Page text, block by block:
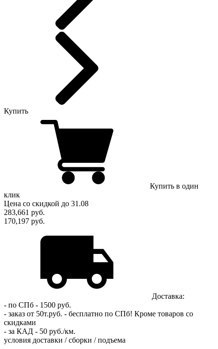
Купить
Купить в один
клик
Цена со скидкой до 31.08
283,661 руб.
170,197 руб.
Доставка:
- по СПб - 1500 руб.
- заказ от 50т.руб. - бесплатно по СПб! Кроме товаров со
скидками
- за КАД - 50 руб./км.
условия доставки / сборки / подъема